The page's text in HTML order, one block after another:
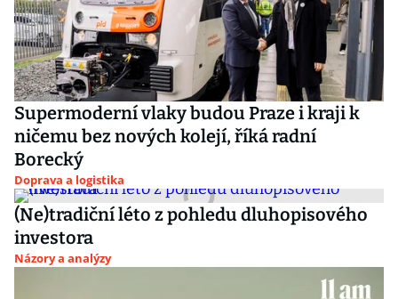
Supermoderní vlaky budou Praze i kraji k
ničemu bez nových kolejí, říká radní
Borecký
Doprava a logistika
(Ne)tradiční léto z pohledu dluhopisového
investora
Názory a analýzy